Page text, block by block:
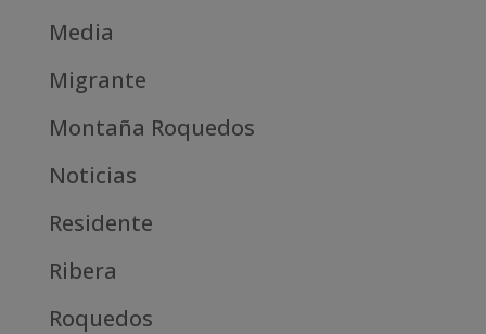
Media
Migrante
Montaña Roquedos
Noticias
Residente
Ribera
Roquedos